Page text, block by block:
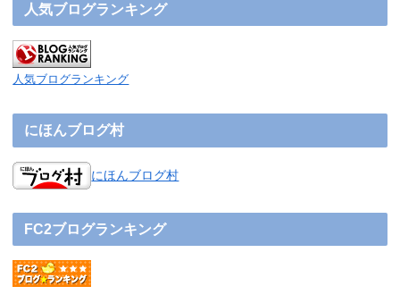
人気ブログランキング
人気ブログランキング
にほんブログ村
にほんブログ村
FC2ブログランキング